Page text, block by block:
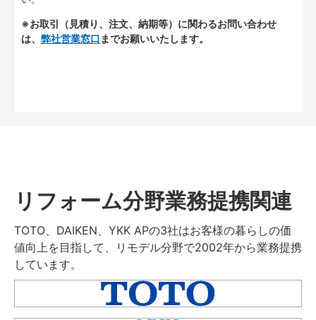
※お取引（見積り、注文、納期等）に関わるお問い合わせ
は、 弊社営業窓口 までお願いいたします。
リフォーム分野業務提携関連
TOTO、DAIKEN、YKK APの3社はお客様の暮らしの価
値向上を目指して、リモデル分野で2002年から業務提携
しています。